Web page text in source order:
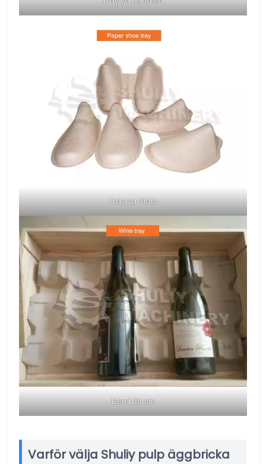
Tray ya Viatu
Bord för vin
Varför välja Shuliy pulp äggbricka